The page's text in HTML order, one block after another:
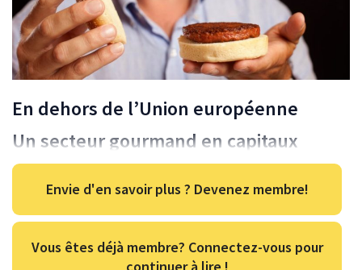
En dehors de l’Union européenne
Un secteur gourmand en capitaux
Envie d'en savoir plus ? Devenez membre!
Vous êtes déjà membre? Connectez-vous pour